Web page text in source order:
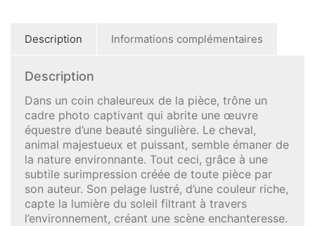
Description Informations complémentaires
Description
Dans un coin chaleureux de la pièce, trône un
cadre photo captivant qui abrite une œuvre
équestre d’une beauté singulière. Le cheval,
animal majestueux et puissant, semble émaner de
la nature environnante. Tout ceci, grâce à une
subtile surimpression créée de toute pièce par
son auteur. Son pelage lustré, d’une couleur riche,
capte la lumière du soleil filtrant à travers
l’environnement, créant une scène enchanteresse.